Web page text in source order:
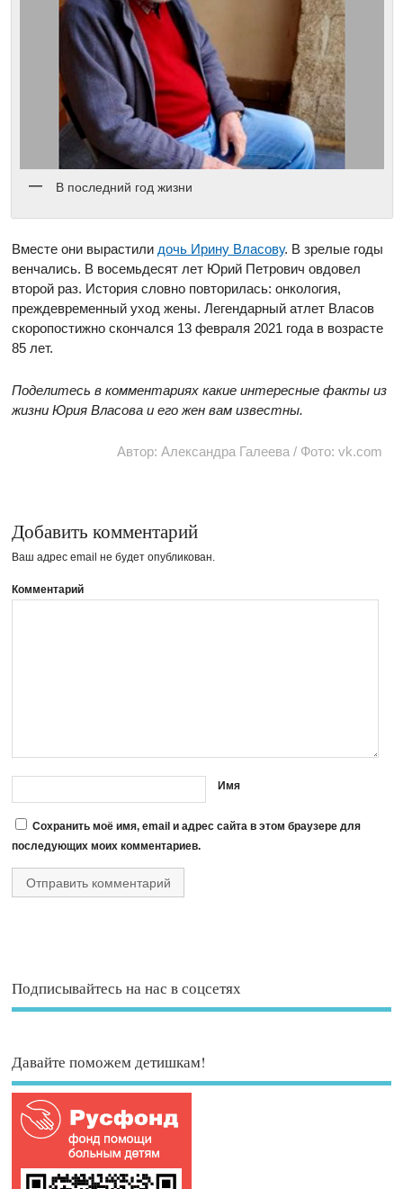
В последний год жизни
Вместе они вырастилидочь Ирину Власову. В зрелые годы
венчались. В восемьдесят лет Юрий Петрович овдовел
второй раз. История словно повторилась: онкология,
преждевременный уход жены. Легендарный атлет Власов
скоропостижно скончался 13 февраля 2021 года в возрасте
85 лет.
Поделитесь в комментариях какие интересные факты из
жизни Юрия Власова и его жен вам известны.
Автор: Александра Галеева / Фото: vk.com
Добавить комментарий
Ваш адрес email не будет опубликован.
Комментарий
Имя
Сохранить моё имя, email и адрес сайта в этом браузере для
последующих моих комментариев.
Подписывайтесь на нас в соцсетях
Давайте поможем детишкам!